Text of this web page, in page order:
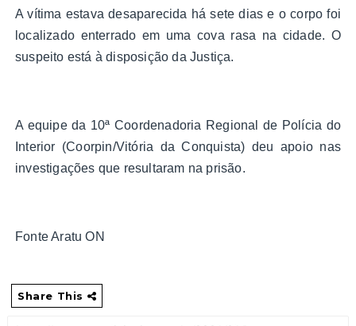
A vítima estava desaparecida há sete dias e o corpo foi
localizado enterrado em uma cova rasa na cidade. O
suspeito está à disposição da Justiça.
A equipe da 10ª Coordenadoria Regional de Polícia do
Interior (Coorpin/Vitória da Conquista) deu apoio nas
investigações que resultaram na prisão.
Fonte Aratu ON
Share This